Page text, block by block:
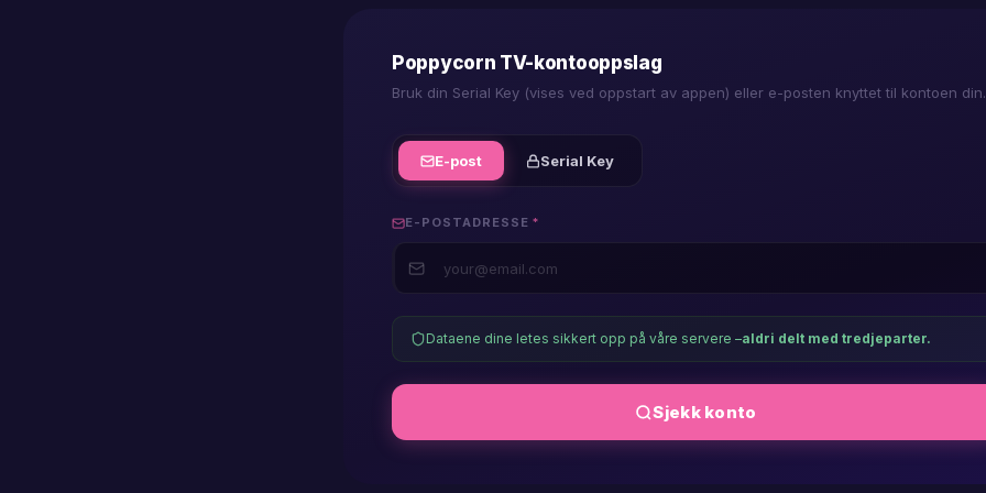
m3u
player
windows
player
android
Poppycorn TV-kontooppslag
Bruk din Serial Key (vises ved oppstart av appen) eller e-posten knyttet til kontoen din.
E-post Serial Key
E-POSTADRESSE *
Dataene dine letes sikkert opp på våre servere –aldri delt med tredjeparter.
Sjekk konto